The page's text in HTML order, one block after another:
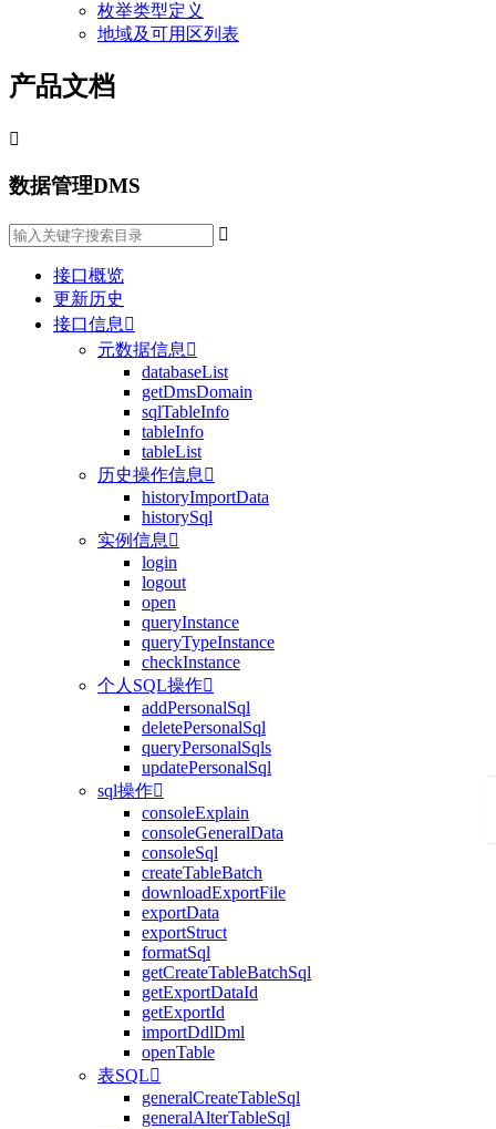
枚举类型定义
地域及可用区列表
产品文档

数据管理DMS

接口概览
更新历史
接口信息 
元数据信息 
databaseList
getDmsDomain
sqlTableInfo
tableInfo
tableList
历史操作信息 
historyImportData
historySql
实例信息 
login
logout
open
queryInstance
queryTypeInstance
checkInstance
个人SQL操作
addPersonalSql
deletePersonalSql
queryPersonalSqls
updatePersonalSql
sql操作
consoleExplain
consoleGeneralData
consoleSql
createTableBatch
downloadExportFile
exportData
exportStruct
formatSql
getCreateTableBatchSql
getExportDataId
getExportId
importDdlDml
openTable
表SQL
generalCreateTableSql
generalAlterTableSql